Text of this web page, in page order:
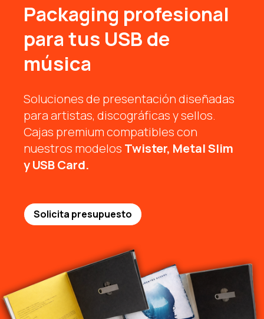
Packaging profesional
para tus USB de
música
Soluciones de presentación diseñadas
para artistas, discográficas y sellos.
Cajas premium compatibles con
nuestros modelos Twister, Metal Slim
y USB Card.
Solicita presupuesto